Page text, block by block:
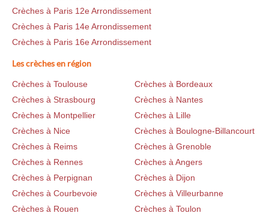
Crèches à Paris 12e Arrondissement
Crèches à Paris 14e Arrondissement
Crèches à Paris 16e Arrondissement
Les crèches en région
Crèches à Toulouse
Crèches à Bordeaux
Crèches à Strasbourg
Crèches à Nantes
Crèches à Montpellier
Crèches à Lille
Crèches à Nice
Crèches à Boulogne-Billancourt
Crèches à Reims
Crèches à Grenoble
Crèches à Rennes
Crèches à Angers
Crèches à Perpignan
Crèches à Dijon
Crèches à Courbevoie
Crèches à Villeurbanne
Crèches à Rouen
Crèches à Toulon